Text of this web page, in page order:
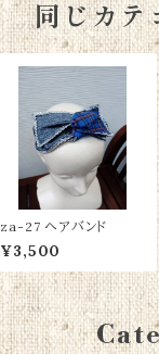
同じカテ
za-27 ヘアバンド
¥3,500